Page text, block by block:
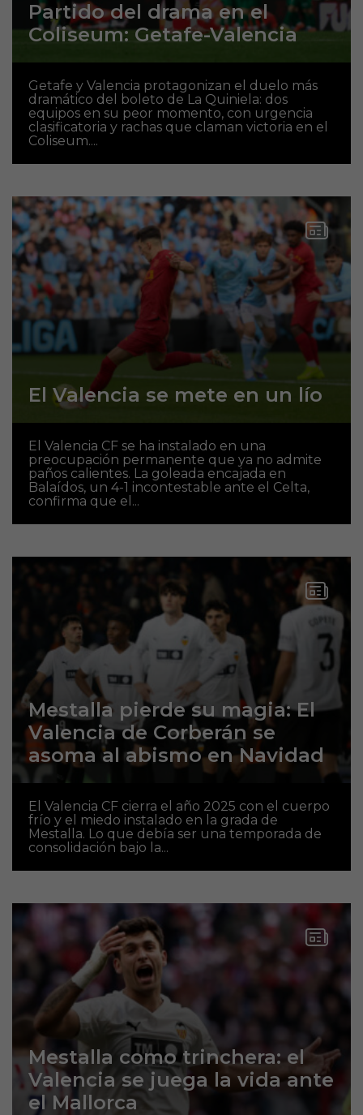
Partido del drama en el
Coliseum: Getafe-Valencia
Getafe y Valencia protagonizan el duelo más
dramático del boleto de La Quiniela: dos
equipos en su peor momento, con urgencia
clasificatoria y rachas que claman victoria en el
Coliseum....
El Valencia se mete en un lío
El Valencia CF se ha instalado en una
preocupación permanente que ya no admite
paños calientes. La goleada encajada en
Balaídos, un 4-1 incontestable ante el Celta,
confirma que el...
Mestalla pierde su magia: El
Valencia de Corberán se
asoma al abismo en Navidad
El Valencia CF cierra el año 2025 con el cuerpo
frío y el miedo instalado en la grada de
Mestalla. Lo que debía ser una temporada de
consolidación bajo la...
Mestalla como trinchera: el
Valencia se juega la vida ante
el Mallorca